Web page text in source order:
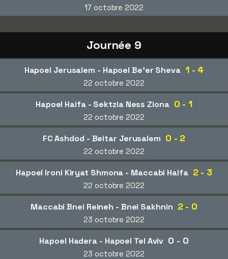
17 octobre 2022
Journée 9
Hapoel Jerusalem - Hapoel Be'er Sheva 1 - 4
22 octobre 2022
Hapoel Haifa - Sektzia Ness Ziona 0 - 1
22 octobre 2022
FC Ashdod - Beitar Jerusalem 0 - 2
22 octobre 2022
Hapoel Ironi Kiryat Shmona - Maccabi Haifa 2 - 3
22 octobre 2022
Maccabi Bnei Reineh - Bnei Sakhnin 2 - 0
23 octobre 2022
Hapoel Hadera - Hapoel Tel Aviv 0 - 0
23 octobre 2022